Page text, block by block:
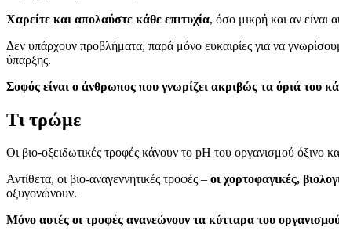
Χαρείτε και απολαύστε κάθε επιτυχία, όσο μικρή και αν είναι
Δεν υπάρχουν προβλήματα, παρά μόνο ευκαιρίες για να
ύπαρξης.
Σοφός είναι ο άνθρωπος που γνωρίζει ακριβώς τα όριά του
Τι τρώμε
Οι βιο-οξειδωτικές τροφές κάνουν το pH του οργανισμού όξινο
Αντίθετα, οι βιο-αναγεννητικές τροφές – οι χορτοφαγικές,
οξυγονώνουν.
Μόνο αυτές οι τροφές ανανεώνουν τα κύτταρα του